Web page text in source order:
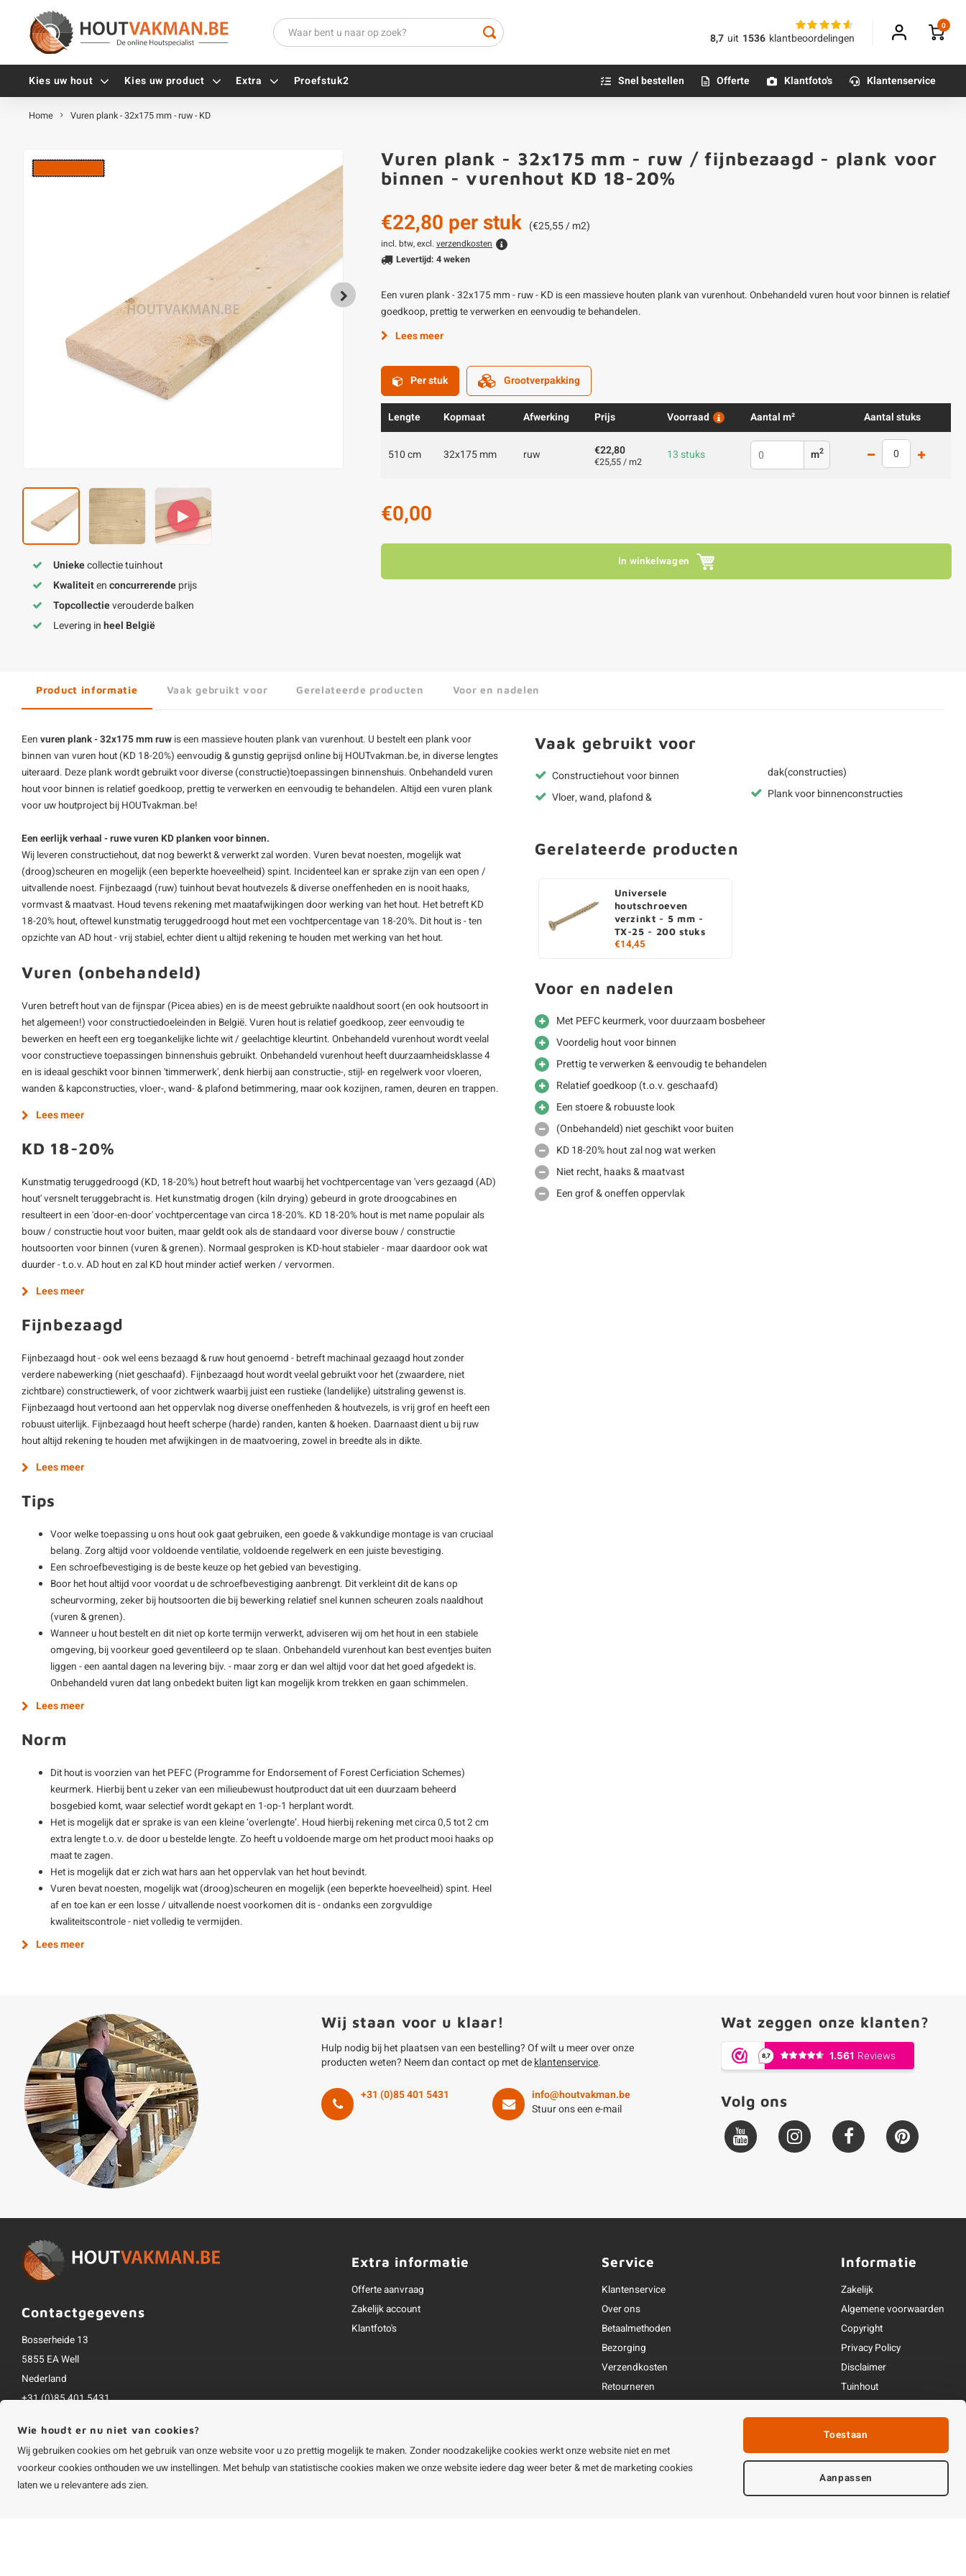
8,7 uit 1536 klantbeoordelingen
0
Kies uw hout Kies uw product Extra
Tellerkopschroeven
Gevelschroeven
Terrasdragers
B-fix
PuraFix
Verbindingsstukken
Houten pennen
Blauwsteen sokkels
Olie - voor buiten
Impregneer
Olie en lak - voor binnen
Betonmortels
Proefstuk2 Snel bestellen Offerte Klantfoto's Klantenservice
Home Vuren plank - 32x175 mm - ruw - KD
Uniekecollectie tuinhout
Kwaliteitenconcurrerendeprijs
Topcollectieverouderde balken
Levering inheel België
Vuren plank - 32x175 mm - ruw / fijnbezaagd - plank voor
binnen - vurenhout KD 18-20%
€22,80 per stuk (€25,55 / m2)
incl. btw, excl. verzendkosten
Levertijd: 4 weken
Een vuren plank - 32x175 mm - ruw - KD is een massieve houten plank van vurenhout. Onbehandeld vuren hout voor binnen is relatief
goedkoop, prettig te verwerken en eenvoudig te behandelen.
Lees meer
Per stuk Grootverpakking
Lengte Kopmaat Afwerking Prijs Voorraad Aantal m² Aantal stuks
510 cm 32x175 mm ruw €22,80
€25,55 / m2 13 stuks m2
€0,00
In winkelwagen
Product informatie Vaak gebruikt voor Gerelateerde producten Voor en nadelen
Een vuren plank - 32x175 mm ruw is een massieve houten plank van vurenhout. U bestelt een plank voor
binnen van vuren hout (KD 18-20%) eenvoudig & gunstig geprijsd online bij HOUTvakman.be, in diverse lengtes
uiteraard. Deze plank wordt gebruikt voor diverse (constructie)toepassingen binnenshuis. Onbehandeld vuren
hout voor binnen is relatief goedkoop, prettig te verwerken en eenvoudig te behandelen. Altijd een vuren plank
voor uw houtproject bij HOUTvakman.be!
Een eerlijk verhaal - ruwe vuren KD planken voor binnen.
Wij leveren constructiehout, dat nog bewerkt & verwerkt zal worden. Vuren bevat noesten, mogelijk wat
(droog)scheuren en mogelijk (een beperkte hoeveelheid) spint. Incidenteel kan er sprake zijn van een open /
uitvallende noest. Fijnbezaagd (ruw) tuinhout bevat houtvezels & diverse oneffenheden en is nooit haaks,
vormvast & maatvast. Houd tevens rekening met maatafwijkingen door werking van het hout. Het betreft KD
18-20% hout, oftewel kunstmatig teruggedroogd hout met een vochtpercentage van 18-20%. Dit hout is - ten
opzichte van AD hout - vrij stabiel, echter dient u altijd rekening te houden met werking van het hout.
Vuren (onbehandeld)
Vuren betreft hout van de fijnspar (Picea abies) en is de meest gebruikte naaldhout soort (en ook houtsoort in
het algemeen!) voor constructiedoeleinden in België. Vuren hout is relatief goedkoop, zeer eenvoudig te
bewerken en heeft een erg toegankelijke lichte wit / geelachtige kleurtint. Onbehandeld vurenhout wordt veelal
voor constructieve toepassingen binnenshuis gebruikt. Onbehandeld vurenhout heeft duurzaamheidsklasse 4
en is ideaal geschikt voor binnen 'timmerwerk', denk hierbij aan constructie-, stijl- en regelwerk voor vloeren,
wanden & kapconstructies, vloer-, wand- & plafond betimmering, maar ook kozijnen, ramen, deuren en trappen.
Lees meer
KD 18-20%
Kunstmatig teruggedroogd (KD, 18-20%) hout betreft hout waarbij het vochtpercentage van 'vers gezaagd (AD)
hout' versnelt teruggebracht is. Het kunstmatig drogen (kiln drying) gebeurd in grote droogcabines en
resulteert in een 'door-en-door' vochtpercentage van circa 18-20%. KD 18-20% hout is met name populair als
bouw / constructie hout voor buiten, maar geldt ook als de standaard voor diverse bouw / constructie
houtsoorten voor binnen (vuren & grenen). Normaal gesproken is KD-hout stabieler - maar daardoor ook wat
duurder - t.o.v. AD hout en zal KD hout minder actief werken / vervormen.
Lees meer
Fijnbezaagd
Fijnbezaagd hout - ook wel eens bezaagd & ruw hout genoemd - betreft machinaal gezaagd hout zonder
verdere nabewerking (niet geschaafd). Fijnbezaagd hout wordt veelal gebruikt voor het (zwaardere, niet
zichtbare) constructiewerk, of voor zichtwerk waarbij juist een rustieke (landelijke) uitstraling gewenst is.
Fijnbezaagd hout vertoond aan het oppervlak nog diverse oneffenheden & houtvezels, is vrij grof en heeft een
robuust uiterlijk. Fijnbezaagd hout heeft scherpe (harde) randen, kanten & hoeken. Daarnaast dient u bij ruw
hout altijd rekening te houden met afwijkingen in de maatvoering, zowel in breedte als in dikte.
Lees meer
Tips
Voor welke toepassing u ons hout ook gaat gebruiken, een goede & vakkundige montage is van cruciaal
belang. Zorg altijd voor voldoende ventilatie, voldoende regelwerk en een juiste bevestiging.
Een schroefbevestiging is de beste keuze op het gebied van bevestiging.
Boor het hout altijd voor voordat u de schroefbevestiging aanbrengt. Dit verkleint dit de kans op
scheurvorming, zeker bij houtsoorten die bij bewerking relatief snel kunnen scheuren zoals naaldhout
(vuren & grenen).
Wanneer u hout bestelt en dit niet op korte termijn verwerkt, adviseren wij om het hout in een stabiele
omgeving, bij voorkeur goed geventileerd op te slaan. Onbehandeld vurenhout kan best eventjes buiten
liggen - een aantal dagen na levering bijv. - maar zorg er dan wel altijd voor dat het goed afgedekt is.
Onbehandeld vuren dat lang onbedekt buiten ligt kan mogelijk krom trekken en gaan schimmelen.
Lees meer
Norm
Dit hout is voorzien van het PEFC (Programme for Endorsement of Forest Cerficiation Schemes)
keurmerk. Hierbij bent u zeker van een milieubewust houtproduct dat uit een duurzaam beheerd
bosgebied komt, waar selectief wordt gekapt en 1-op-1 herplant wordt.
Het is mogelijk dat er sprake is van een kleine ‘overlengte’. Houd hierbij rekening met circa 0,5 tot 2 cm
extra lengte t.o.v. de door u bestelde lengte. Zo heeft u voldoende marge om het product mooi haaks op
maat te zagen.
Het is mogelijk dat er zich wat hars aan het oppervlak van het hout bevindt.
Vuren bevat noesten, mogelijk wat (droog)scheuren en mogelijk (een beperkte hoeveelheid) spint. Heel
af en toe kan er een losse / uitvallende noest voorkomen dit is - ondanks een zorgvuldige
kwaliteitscontrole - niet volledig te vermijden.
Lees meer
Vaak gebruikt voor
Constructiehout voor binnen
Vloer, wand, plafond &
dak(constructies)
Plank voor binnenconstructies
Gerelateerde producten
Universele
houtschroeven
verzinkt - 5 mm -
TX-25 - 200 stuks
€14,45
Voor en nadelen
Met PEFC keurmerk, voor duurzaam bosbeheer
Voordelig hout voor binnen
Prettig te verwerken & eenvoudig te behandelen
Relatief goedkoop (t.o.v. geschaafd)
Een stoere & robuuste look
(Onbehandeld) niet geschikt voor buiten
KD 18-20% hout zal nog wat werken
Niet recht, haaks & maatvast
Een grof & oneffen oppervlak
Wij staan voor u klaar!
Hulp nodig bij het plaatsen van een bestelling? Of wilt u meer over onze
producten weten? Neem dan contact op met deklantenservice.
+31 (0)85 401 5431
info@houtvakman.be
Stuur ons een e-mail
Wat zeggen onze klanten?
Volg ons
Contactgegevens
Bosserheide 13
5855 EA Well
Nederland
+31 (0)85 401 5431
Alle bedragen zijn incl. btw
Extra informatie
Offerte aanvraag
Zakelijk account
Klantfoto's
Service
Klantenservice
Over ons
Betaalmethoden
Bezorging
Verzendkosten
Retourneren
Openingstijden & contact
Informatie
Zakelijk
Algemene voorwaarden
Copyright
Privacy Policy
Disclaimer
Tuinhout
Wie houdt er nu niet van cookies?
Wij gebruiken cookies om het gebruik van onze website voor u zo prettig mogelijk te maken. Zonder noodzakelijke cookies werkt onze website niet en met
voorkeur cookies onthouden we uw instellingen. Met behulp van statistische cookies maken we onze website iedere dag weer beter & met de marketing cookies
laten we u relevantere ads zien.
Toestaan
Aanpassen